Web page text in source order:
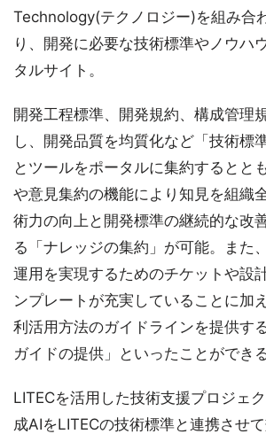
Technology(テクノロジー)を組み合
り、開発に必要な技術標準やノウハ
タルサイト。
開発工程標準、開発規約、構成管理
し、開発品質を均質化など「技術標
とツールをポータルに集約するとと
や意見集約の機能により知見を組織
術力の向上と開発標準の継続的な改
る「ナレッジの集約」が可能。また
運用を実現するためのチケットや設
ンプレートが充実していることに加
利活用方法のガイドラインを提供す
ガイドの提供」といったことができ
LITECを活用した技術支援プロジェ
成AIをLITECの技術標準と連携させ